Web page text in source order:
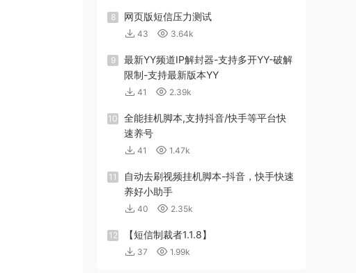
8 网页版短信压力测试
43 3.64k
9
最新YY频道IP解封器-支持多开YY-破解
限制-支持最新版本YY
41 2.39k
10
全能挂机脚本,支持抖音/快手等平台快
速养号
41 1.47k
11
自动去刷视频挂机脚本-抖音，快手快速
养好小助手
40 2.35k
12 【短信制裁者1.1.8】
37 1.99k